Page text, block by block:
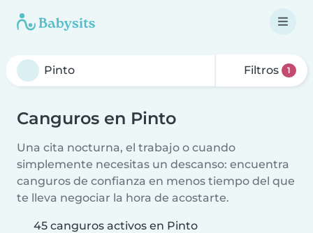
Filtros 1
Canguros en Pinto
Una cita nocturna, el trabajo o cuando
simplemente necesitas un descanso: encuentra
canguros de confianza en menos tiempo del que
te lleva negociar la hora de acostarte.
45 canguros activos en Pinto